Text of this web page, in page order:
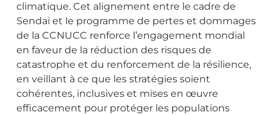
climatique. Cet alignement entre le cadre de
Sendai et le programme de pertes et dommages
de la CCNUCC renforce l’engagement mondial
en faveur de la réduction des risques de
catastrophe et du renforcement de la résilience,
en veillant à ce que les stratégies soient
cohérentes, inclusives et mises en œuvre
efficacement pour protéger les populations